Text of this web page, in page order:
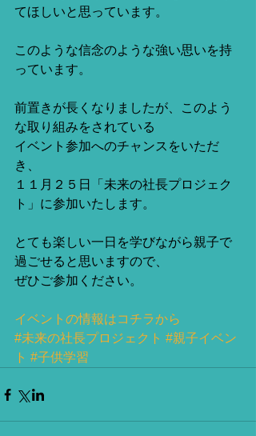
てほしいと思っています。
このような信念のような強い思いを持
っています。
前置きが長くなりましたが、このよう
な取り組みをされている
イベント参加へのチャンスをいただ
き、
１１月２５日「未来の社長プロジェク
ト」に参加いたします。
とても楽しい一日を学びながら親子で
過ごせると思いますので、
ぜひご参加ください。
イベントの情報はコチラから
#未来の社長プロジェクト #親子イベン
ト #子供学習